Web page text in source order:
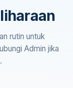
rutin untuk
Admin jika